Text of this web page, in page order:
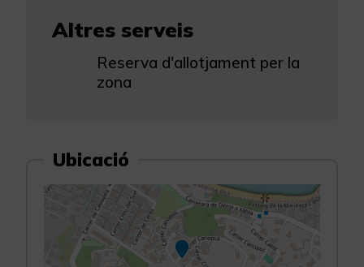
Altres serveis
Reserva d'allotjament per la
zona
Ubicació